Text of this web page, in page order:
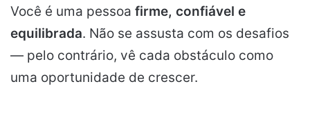
Você é uma pessoa firme, confiável e
equilibrada. Não se assusta com os desafios
— pelo contrário, vê cada obstáculo como
uma oportunidade de crescer.